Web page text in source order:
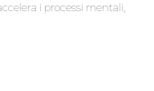
i processi mentali,